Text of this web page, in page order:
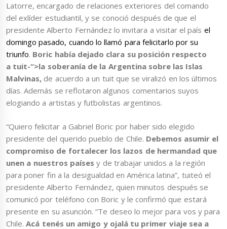
Latorre, encargado de relaciones exteriores del comando
del exlíder estudiantil, y se conoció después de que el
presidente Alberto Fernández lo invitara a visitar el país el
domingo pasado, cuando lo llamó para felicitarlo por su
triunfo. Boric había dejado clara su posición respecto
a tuit-“>la soberanía de la Argentina sobre las Islas
Malvinas, de acuerdo a un tuit que se viralizó en los últimos
días. Además se reflotaron algunos comentarios suyos
elogiando a artistas y futbolistas argentinos.
“Quiero felicitar a Gabriel Boric por haber sido elegido
presidente del querido pueblo de Chile. Debemos asumir el
compromiso de fortalecer los lazos de hermandad que
unen a nuestros paísesy de trabajar unidos a la región
para poner fin a la desigualdad en América latina”, tuiteó el
presidente Alberto Fernández, quien minutos después se
comunicó por teléfono con Boric y le confirmó que estará
presente en su asunción. “Te deseo lo mejor para vos y para
Chile.Acá tenés un amigo y ojalá tu primer viaje sea a